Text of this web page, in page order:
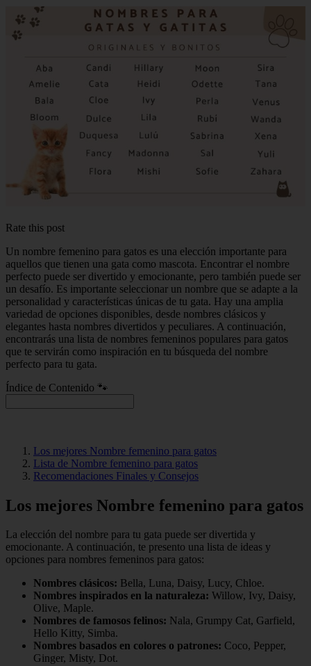
Rate this post
Un nombre femenino para gatos es una elección importante para
aquellos que tienen una gata como mascota. Encontrar el nombre
perfecto puede ser divertido y emocionante, pero también puede ser
un desafío. Es importante seleccionar un nombre que se adapte a la
personalidad y características únicas de tu gata. Hay una amplia
variedad de opciones disponibles, desde nombres clásicos y
elegantes hasta nombres divertidos y peculiares. A continuación,
encontrarás una lista de nombres femeninos populares para gatos
que te servirán como inspiración en tu búsqueda del nombre
perfecto para tu gata.
Índice de Contenido 🐾
Los mejores Nombre femenino para gatos
Lista de Nombre femenino para gatos
Recomendaciones Finales y Consejos
Los mejores Nombre femenino para gatos
La elección del nombre para tu gata puede ser divertida y
emocionante. A continuación, te presento una lista de ideas y
opciones para nombres femeninos para gatos:
Nombres clásicos: Bella, Luna, Daisy, Lucy, Chloe.
Nombres inspirados en la naturaleza: Willow, Ivy, Daisy,
Olive, Maple.
Nombres de famosos felinos: Nala, Grumpy Cat, Garfield,
Hello Kitty, Simba.
Nombres basados en colores o patrones: Coco, Pepper,
Ginger, Misty, Dot.